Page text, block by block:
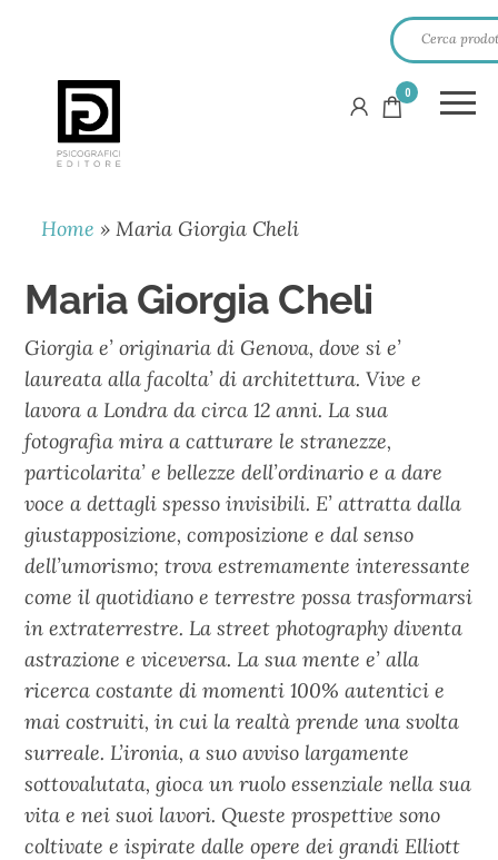
PSICOGRAFICI
EDITORE
0
Home »Maria Giorgia Cheli
Maria Giorgia Cheli
Giorgia e’ originaria di Genova, dove si e’
laureata alla facolta’ di architettura. Vive e
lavora a Londra da circa 12 anni. La sua
fotografia mira a catturare le stranezze,
particolarita’ e bellezze dell’ordinario e a dare
voce a dettagli spesso invisibili. E’ attratta dalla
giustapposizione, composizione e dal senso
dell’umorismo; trova estremamente interessante
come il quotidiano e terrestre possa trasformarsi
in extraterrestre. La street photography diventa
astrazione e viceversa. La sua mente e’ alla
ricerca costante di momenti 100% autentici e
mai costruiti, in cui la realtà prende una svolta
surreale. L’ironia, a suo avviso largamente
sottovalutata, gioca un ruolo essenziale nella sua
vita e nei suoi lavori. Queste prospettive sono
coltivate e ispirate dalle opere dei grandi Elliott